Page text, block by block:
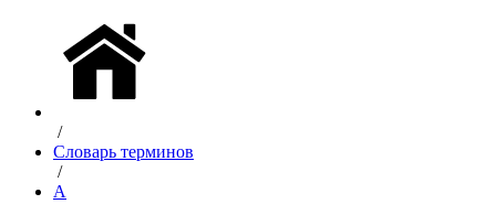
/
Словарь терминов
/
А